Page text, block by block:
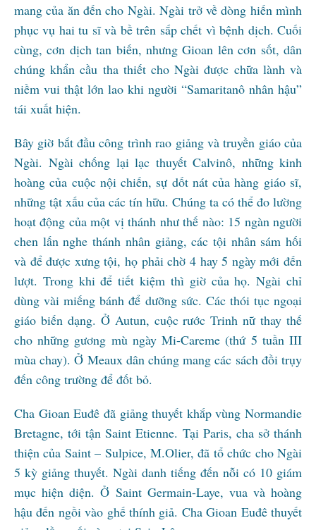
mang của ăn đến cho Ngài. Ngài trở về dòng hiến mình
phục vụ hai tu sĩ và bề trên sắp chết vì bệnh dịch. Cuối
cùng, cơn dịch tan biến, nhưng Gioan lên cơn sốt, dân
chúng khẩn cầu tha thiết cho Ngài được chữa lành và
niềm vui thật lớn lao khi người “Samaritanô nhân hậu”
tái xuất hiện.
Bây giờ bắt đầu công trình rao giảng và truyền giáo của
Ngài. Ngài chống lại lạc thuyết Calvinô, những kinh
hoàng của cuộc nội chiến, sự dốt nát của hàng giáo sĩ,
những tật xấu của các tín hữu. Chúng ta có thể đo lường
hoạt động của một vị thánh như thế nào: 15 ngàn người
chen lấn nghe thánh nhân giảng, các tội nhân sám hối
và để được xưng tội, họ phải chờ 4 hay 5 ngày mới đến
lượt. Trong khi để tiết kiệm thì giờ của họ. Ngài chỉ
dùng vài miếng bánh để dưỡng sức. Các thói tục ngoại
giáo biến dạng. Ở Autun, cuộc rước Trinh nữ thay thế
cho những gương mù ngày Mi-Careme (thứ 5 tuần III
mùa chay). Ở Meaux dân chúng mang các sách đồi trụy
đến công trường để đốt bỏ.
Cha Gioan Euđê đã giảng thuyết khắp vùng Normandie
Bretagne, tới tận Saint Etienne. Tại Paris, cha sở thánh
thiện của Saint – Sulpice, M.Olier, đã tổ chức cho Ngài
5 kỳ giảng thuyết. Ngài danh tiếng đến nỗi có 10 giám
mục hiện diện. Ở Saint Germain-Laye, vua và hoàng
hậu đến ngồi vào ghế thính giả. Cha Gioan Euđê thuyết